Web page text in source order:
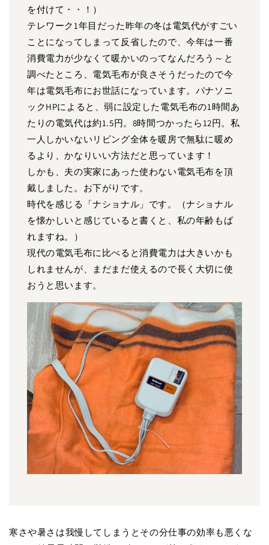
を付けて・・！）
テレワーク1年目だった昨年の冬は電気代がすごい
ことになってしまって反省したので、今年は一番
消費電力が少なくて暖かいのってなんだろう～と
調べたところ、電気毛布が良さそうだったので今
年は電気毛布にお世話になっています。パナソニ
ックHPによると、弱に設定した電気毛布の1時間あ
たりの電気代は約1.5円。8時間つかったら12円。私
一人しかいないリビング全体を暖房で無駄に暖め
るより、かなりいい方法だと思っています！
しかも、夫の実家にあった使わない電気毛布を頂
戴しました。お下がりです。
時代を感じる「ナショナル」です。（ナショナル
を懐かしいと感じていると書くと、私の年齢もば
れますね。）
現代の電気毛布に比べると消費電力は大きいかも
しれませんが、まだまだ使えるので長く大切に使
おうと思います。
寒さや暑さは我慢してしまうとその分仕事の効率も悪くな